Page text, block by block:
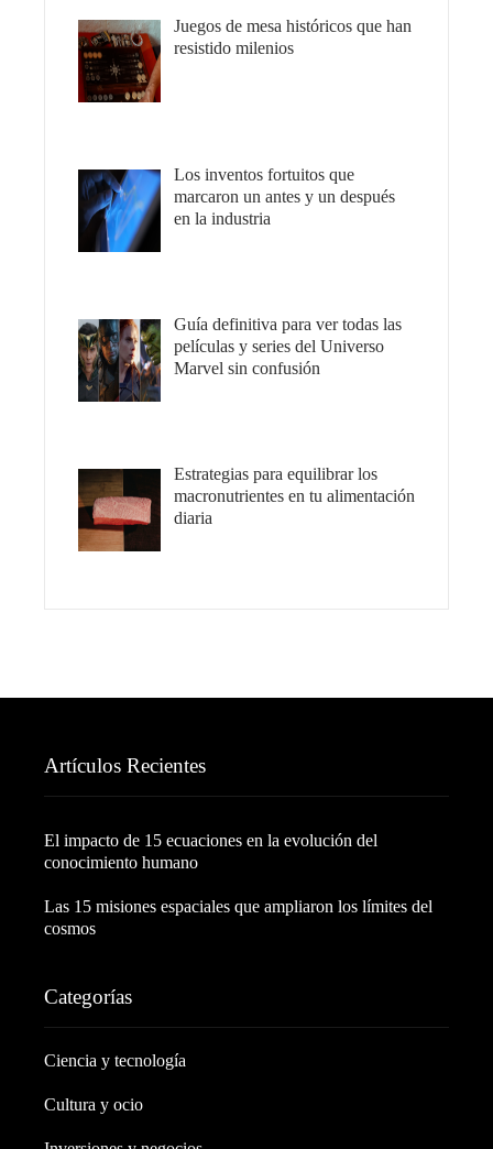
Juegos de mesa históricos que han
resistido milenios
Los inventos fortuitos que
marcaron un antes y un después
en la industria
Guía definitiva para ver todas las
películas y series del Universo
Marvel sin confusión
Estrategias para equilibrar los
macronutrientes en tu alimentación
diaria
Artículos Recientes
El impacto de 15 ecuaciones en la evolución del
conocimiento humano
Las 15 misiones espaciales que ampliaron los límites del
cosmos
Categorías
Ciencia y tecnología
Cultura y ocio